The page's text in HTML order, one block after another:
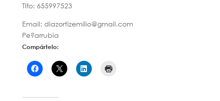
Tlfo: 655997523
Email: diazortizemilio@gmail.com
Pe?arrubia
Compártelo: